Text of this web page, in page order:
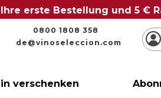
Ihre erste Bestellung und 5 €
0800 1808 358
de@vinoseleccion.com
verschenken